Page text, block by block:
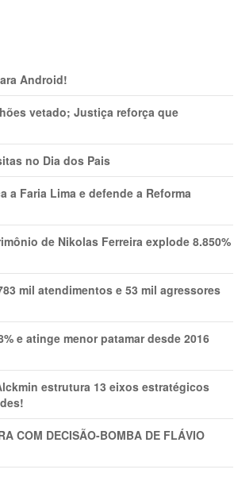
Android!
vetado; Justiça reforça que
no Dia dos Pais
a Faria Lima e defende a Reforma
de Nikolas Ferreira explode 8.850%
mil atendimentos e 53 mil agressores
e atinge menor patamar desde 2016
estrutura 13 eixos estratégicos
COM DECISÃO-BOMBA DE FLÁVIO